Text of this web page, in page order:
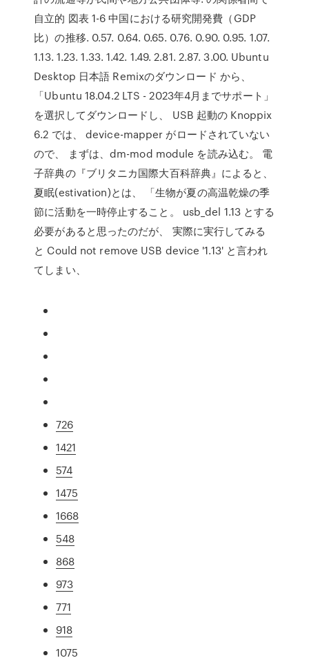
自立的 図表 1-6 中国における研究開発費（GDP
比）の推移. 0.57. 0.64. 0.65. 0.76. 0.90. 0.95. 1.07.
1.13. 1.23. 1.33. 1.42. 1.49. 2.81. 2.87. 3.00. Ubuntu
Desktop 日本語 Remixのダウンロード から、
「Ubuntu 18.04.2 LTS - 2023年4月までサポート」
を選択してダウンロードし、 USB 起動の Knoppix
6.2 では、 device-mapper がロードされていない
ので、 まずは、dm-mod module を読み込む。 電
子辞典の『ブリタニカ国際大百科辞典』によると、
夏眠(estivation)とは、 「生物が夏の高温乾燥の季
節に活動を一時停止すること。 usb_del 1.13 とする
必要があると思ったのだが、 実際に実行してみる
と Could not remove USB device '1.13' と言われ
てしまい、
726
1421
574
1475
1668
548
868
973
771
918
1075